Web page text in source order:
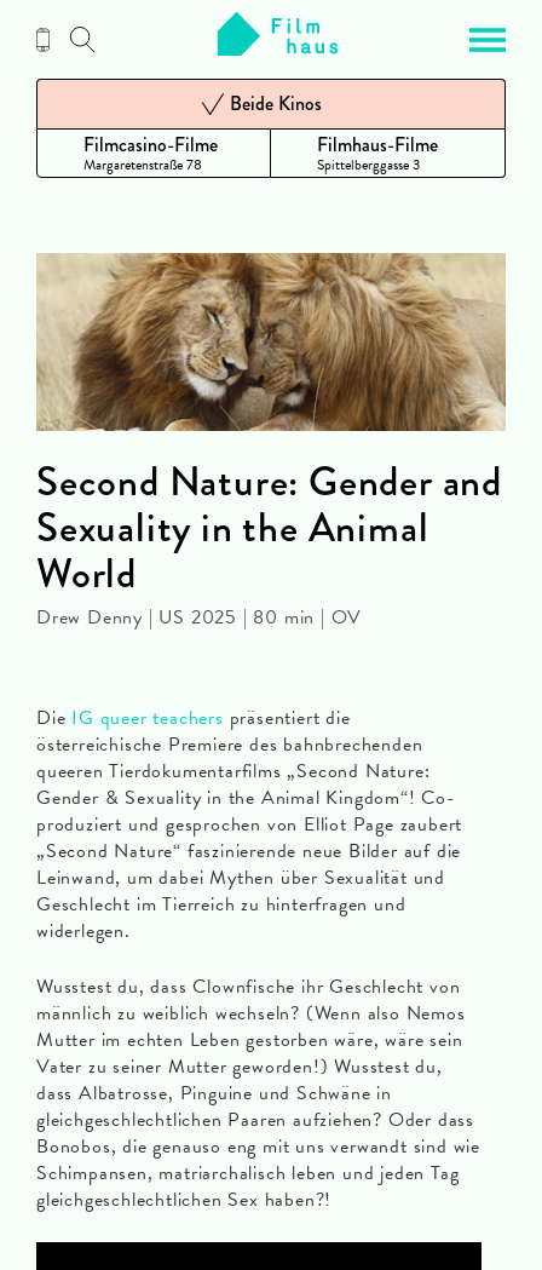
Inhalt
Filmcasino-Filme
Margaretenstraße 78
Beide Kinos
Filmhaus-Filme
Spittelberggasse 3
Die IG queer teachers präsentiert die
österreichische Premiere des bahnbrechenden
queeren Tierdokumentarfilms „Second Nature:
Gender & Sexuality in the Animal Kingdom“! Co-
produziert und gesprochen von Elliot Page zaubert
„Second Nature“ faszinierende neue Bilder auf die
Leinwand, um dabei Mythen über Sexualität und
Geschlecht im Tierreich zu hinterfragen und
widerlegen.
Wusstest du, dass Clownfische ihr Geschlecht von
männlich zu weiblich wechseln? (Wenn also Nemos
Mutter im echten Leben gestorben wäre, wäre sein
Vater zu seiner Mutter geworden!) Wusstest du,
dass Albatrosse, Pinguine und Schwäne in
gleichgeschlechtlichen Paaren aufziehen? Oder dass
Bonobos, die genauso eng mit uns verwandt sind wie
Schimpansen, matriarchalisch leben und jeden Tag
gleichgeschlechtlichen Sex haben?!
Second Nature: Gender and
Sexuality in the Animal
World
Drew Denny | US 2025 | 80 min | OV